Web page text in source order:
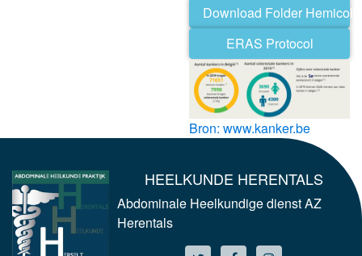
Download Folder
ERAS Protocol
Bron: www.kanker.be
HEELKUNDE HERENTALS
Abdominale Heelkundige dienst AZ
Herentals